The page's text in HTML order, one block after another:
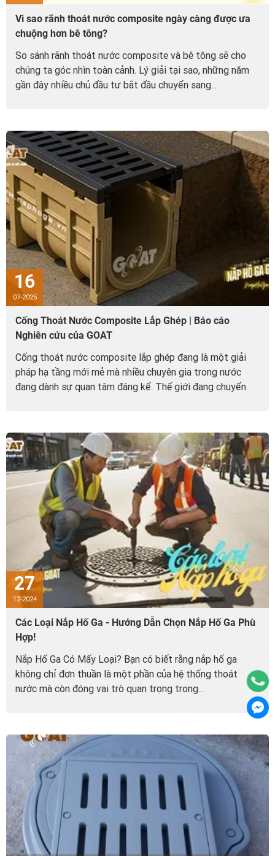
Vì sao rãnh thoát nước composite ngày càng được ưa
chuộng hơn bê tông?
So sánh rãnh thoát nước composite và bê tông sẽ cho
chúng ta góc nhìn toàn cảnh. Lý giải tại sao, những năm
gần đây nhiều chủ đầu tư bắt đầu chuyển sang...
16
07-2025
Cống Thoát Nước Composite Lắp Ghép | Báo cáo
Nghiên cứu của GOAT
Cống thoát nước composite lắp ghép đang là một giải
pháp hạ tầng mới mẻ mà nhiều chuyên gia trong nước
đang dành sự quan tâm đáng kể. Thế giới đang chuyển
27
12-2024
Các Loại Nắp Hố Ga - Hướng Dẫn Chọn Nắp Hố Ga Phù
Hợp!
Nắp Hố Ga Có Mấy Loại? Bạn có biết rằng nắp hố ga
không chỉ đơn thuần là một phần của hệ thống thoát
nước mà còn đóng vai trò quan trọng trong...